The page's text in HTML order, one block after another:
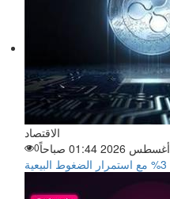
الاقتصاد
0